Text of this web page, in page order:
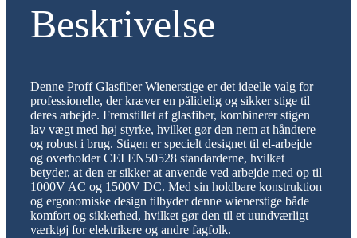
Beskrivelse
Denne Proff Glasfiber Wienerstige er det ideelle valg for
professionelle, der kræver en pålidelig og sikker stige til
deres arbejde. Fremstillet af glasfiber, kombinerer stigen
lav vægt med høj styrke, hvilket gør den nem at håndtere
og robust i brug. Stigen er specielt designet til el-arbejde
og overholder CEI EN50528 standarderne, hvilket
betyder, at den er sikker at anvende ved arbejde med op til
1000V AC og 1500V DC. Med sin holdbare konstruktion
og ergonomiske design tilbyder denne wienerstige både
komfort og sikkerhed, hvilket gør den til et uundværligt
værktøj for elektrikere og andre fagfolk.